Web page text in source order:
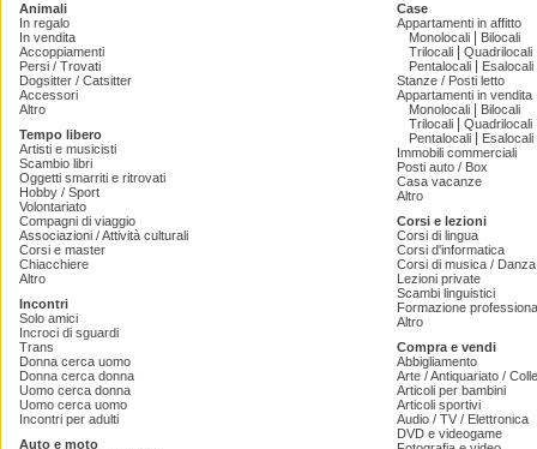
Animali
In regalo
In vendita
Accoppiamenti
Persi / Trovati
Dogsitter / Catsitter
Accessori
Altro
Tempo libero
Artisti e musicisti
Scambio libri
Oggetti smarriti e ritrovati
Hobby / Sport
Volontariato
Compagni di viaggio
Associazioni / Attività culturali
Corsi e master
Chiacchiere
Altro
Incontri
Solo amici
Incroci di sguardi
Trans
Donna cerca uomo
Donna cerca donna
Uomo cerca donna
Uomo cerca uomo
Incontri per adulti
Auto e moto
Case
Appartamenti in affitto
Monolocali
Bilocali
Trilocali
Quadrilocali
Pentalocali
Esalocali
Stanze / Posti letto
Appartamenti in vendita
Monolocali
Bilocali
Trilocali
Quadrilocali
Pentalocali
Esalocali
Immobili commerciali
Posti auto / Box
Casa vacanze
Altro
Corsi e lezioni
Corsi di lingua
Corsi d'informatica
Corsi di musica /
Lezioni private
Scambi linguistici
Formazione
Altro
Compra e vendi
Abbigliamento
Arte / Antiquariato /
Articoli per bambini
Articoli sportivi
Audio / TV / Elettronica
DVD e videogame